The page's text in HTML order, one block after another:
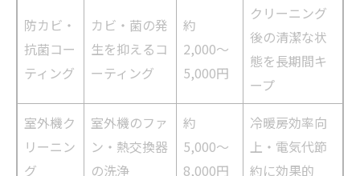
防カビ・
抗菌コー
ティング
カビ・菌の発
生を抑えるコ
ーティング
約
2,000〜
5,000円
クリーニング
後の清潔な状
態を長期間キ
ープ
室外機ク
リーニン
グ
室外機のファ
ン・熱交換器
の洗浄
約
5,000〜
8,000円
冷暖房効率向
上・電気代節
約に効果的